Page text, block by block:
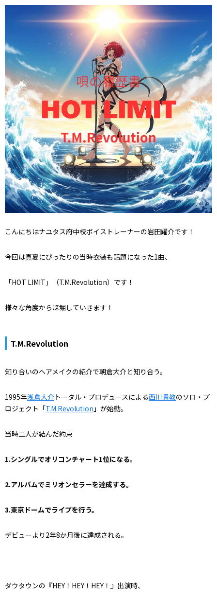
こんにちはナユタス府中校ボイストレーナーの岩田耀介です！
今回は真夏にぴったりの当時衣装も話題になった1曲、
「HOT LIMIT」（T.M.Revolution）です！
様々な角度から深堀していきます！
T.M.Revolution
知り合いのヘアメイクの紹介で朝倉大介と知り合う。
1995年浅倉大介 トータル・プロデュースによる西川貴教のソロ・プ
ロジェクト「T.M.Revolution 」が始動。
当時二人が結んだ約束
1.シングルでオリコンチャート1位になる。
2.アルバムでミリオンセラーを達成する。
3.東京ドームでライブを行う。
デビューより2年8か月後に達成される。
ダウタウンの『HEY！HEY！HEY！』出演時、